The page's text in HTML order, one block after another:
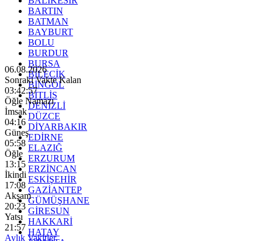
BARTIN
BATMAN
BAYBURT
BOLU
BURDUR
BURSA
BİLECİK
BİNGÖL
BİTLİS
DENİZLİ
DÜZCE
DİYARBAKIR
EDİRNE
ELAZIĞ
ERZURUM
ERZİNCAN
ESKİŞEHİR
GAZİANTEP
GÜMÜŞHANE
GİRESUN
HAKKARİ
HATAY
06.08.2026
Sonraki Vakte Kalan
03:42:56
Öğle Namazı
İmsak
04:16
Güneş
05:58
Öğle
13:15
İkindi
17:08
Akşam
20:23
Yatsı
21:57
Aylık Vakitler